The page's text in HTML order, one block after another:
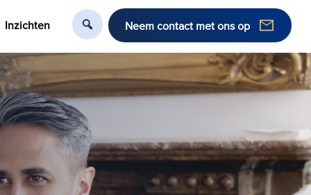
Inzichten Neem contact met ons op